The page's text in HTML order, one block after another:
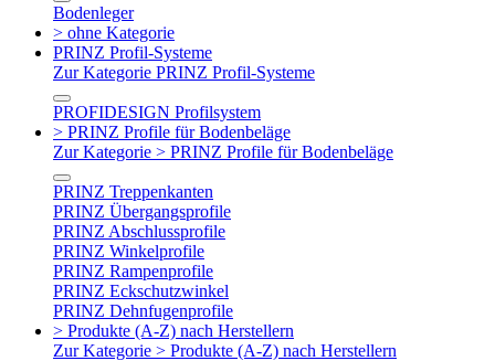
Bodenleger
> ohne Kategorie
PRINZ Profil-Systeme
Zur Kategorie PRINZ Profil-Systeme
PROFIDESIGN Profilsystem
> PRINZ Profile für Bodenbeläge
Zur Kategorie > PRINZ Profile für Bodenbeläge
PRINZ Treppenkanten
PRINZ Übergangsprofile
PRINZ Abschlussprofile
PRINZ Winkelprofile
PRINZ Rampenprofile
PRINZ Eckschutzwinkel
PRINZ Dehnfugenprofile
> Produkte (A-Z) nach Herstellern
Zur Kategorie > Produkte (A-Z) nach Herstellern